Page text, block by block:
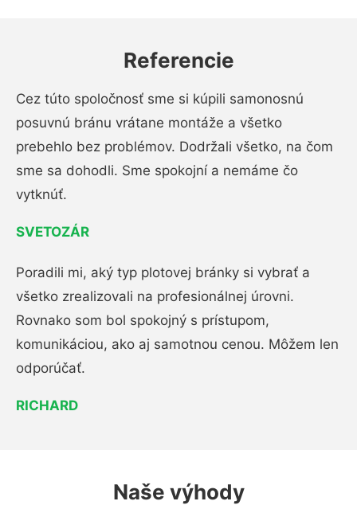
Referencie
Cez túto spoločnosť sme si kúpili samonosnú
posuvnú bránu vrátane montáže a všetko
prebehlo bez problémov. Dodržali všetko, na čom
sme sa dohodli. Sme spokojní a nemáme čo
vytknúť.
SVETOZÁR
Poradili mi, aký typ plotovej bránky si vybrať a
všetko zrealizovali na profesionálnej úrovni.
Rovnako som bol spokojný s prístupom,
komunikáciou, ako aj samotnou cenou. Môžem len
odporúčať.
RICHARD
Naše výhody